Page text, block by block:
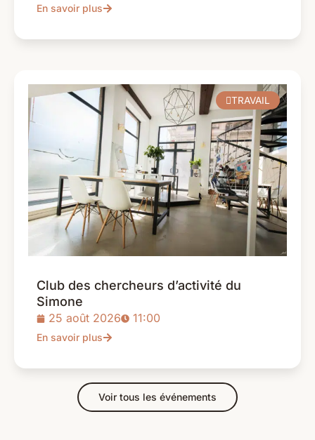
En savoir plus
TRAVAIL
Club des chercheurs d’activité du
Simone
25 août 2026 11:00
En savoir plus
Voir tous les événements